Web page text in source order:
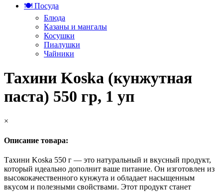
🍽️ Посуда
Блюда
Казаны и мангалы
Косушки
Пиалушки
Чайники
Тахини Koska (кунжутная
паста) 550 гр, 1 уп
×
Описание товара:
Тахини Koska 550 г — это натуральный и вкусный продукт,
который идеально дополнит ваше питание. Он изготовлен из
высококачественного кунжута и обладает насыщенным
вкусом и полезными свойствами. Этот продукт станет